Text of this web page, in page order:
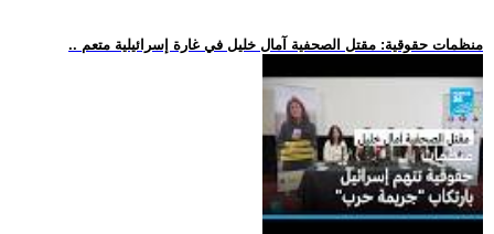
.. منظمات حقوقية: مقتل الصحفية آمال خليل في غارة إسرائيلية متعم